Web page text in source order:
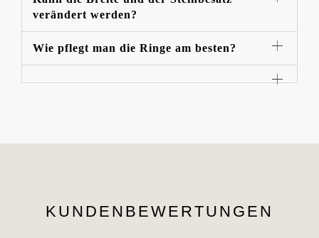
verändert werden?
Wie pflegt man die Ringe am besten?
KUNDENBEWERTUNGEN